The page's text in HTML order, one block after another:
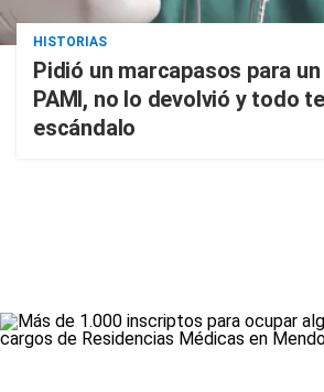
HISTORIAS
Pidió un marcapasos para
PAMI, no lo devolvió y todo
escándalo